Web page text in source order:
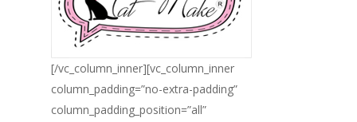
[/vc_column_inner][vc_column_inner
column_padding=”no-extra-padding”
column_padding_position=”all”